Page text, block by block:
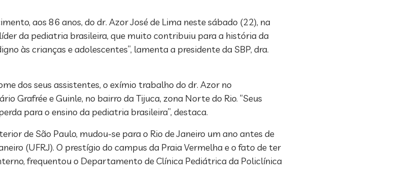
aos 86 anos, do dr. Azor José de Lima neste sábado (22), na
da pediatria brasileira, que muito contribuiu para a história da
às crianças e adolescentes”, lamenta a presidente da SBP, dra.
dos seus assistentes, o exímio trabalho do dr. Azor no
Grafrée e Guinle, no bairro da Tijuca, zona Norte do Rio. “Seus
para o ensino da pediatria brasileira”, destaca.
de São Paulo, mudou-se para o Rio de Janeiro um ano antes de
(UFRJ). O prestígio do campus da Praia Vermelha e o fato de ter
frequentou o Departamento de Clínica Pediátrica da Policlínica